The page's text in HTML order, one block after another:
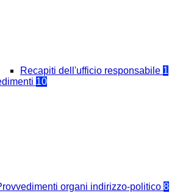
Recapiti dell'ufficio responsabile 1
10
organi indirizzo-politico 8